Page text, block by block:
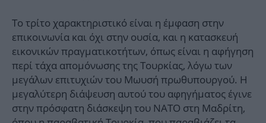
Το τρίτο χαρακτηριστικό είναι η έμφαση στην
επικοινωνία και όχι στην ουσία, και η κατασκευή
εικονικών πραγματικοτήτων, όπως είναι η αφήγηση
περί τάχα απομόνωσης της Τουρκίας, λόγω των
μεγάλων επιτυχιών του Μωυσή πρωθυπουργού. Η
μεγαλύτερη διάψευση αυτού του αφηγήματος έγινε
στην πρόσφατη διάσκεψη του ΝΑΤΟ στη Μαδρίτη,